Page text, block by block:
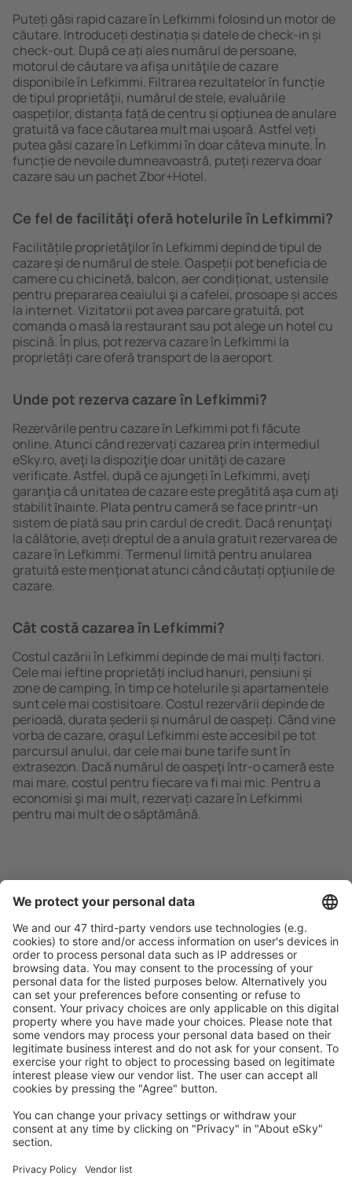
Puteți găsi rapid cazare în Lefkimmi folosind un motor de
căutare. Introduceți destinația și datele de check-in și
check-out. După ce ați ales numărul de persoane,
motorul de căutare va afișa unităţile de cazare
disponibile în Lefkimmi. Filtrarea rezultatelor în funcție
de tipul proprietăţii, numărul de stele, evaluările
oaspeților, distanța față de centru și opțiunea de anulare
gratuită va face căutarea mult mai ușoară. Astfel veți
putea găsi cazare în Lefkimmi în doar câteva minute. În
funcție de nevoile dumneavoastră, puteți rezerva doar
cazare sau un pachet Zbor+Hotel.
Ce fel de facilităţi oferă hotelurile în Lefkimmi?
Facilitățile proprietăţilor în Lefkimmi depind de tipul de
cazare și de numărul de stele. Oaspeții pot beneficia de
camere cu chicinetă, balcon, aer condiționat, ustensile
pentru prepararea ceaiului şi a cafelei, prosoape și acces
la internet. Vizitatorii pot avea parcare gratuită, pot
comanda o masă la restaurant sau pot alege un hotel cu
piscină. În plus, pot rezerva cazare în Lefkimmi la
proprietăți care oferă transport de la aeroport.
Unde pot rezerva cazare în Lefkimmi?
Rezervările pentru cazare în Lefkimmi pot fi făcute
online. Atunci când rezervați cazarea prin intermediul
eSky.ro, aveţi la dispoziţie doar unităţi de cazare
verificate. Astfel, după ce ajungeți în Lefkimmi, aveţi
garanţia că unitatea de cazare este pregătită aşa cum aţi
stabilit ȋnainte. Plata pentru cameră se face printr-un
sistem de plată sau prin cardul de credit. Dacă renunţaţi
la călătorie, aveți dreptul de a anula gratuit rezervarea de
cazare în Lefkimmi. Termenul limită pentru anularea
gratuită este menţionat atunci când căutați opţiunile de
cazare.
Cât costă cazarea în Lefkimmi?
Costul cazării în Lefkimmi depinde de mai mulți factori.
Cele mai ieftine proprietăți includ hanuri, pensiuni și
zone de camping, în timp ce hotelurile și apartamentele
sunt cele mai costisitoare. Costul rezervării depinde de
perioadă, durata șederii și numărul de oaspeți. Când vine
vorba de cazare, oraşul Lefkimmi este accesibil pe tot
parcursul anului, dar cele mai bune tarife sunt în
extrasezon. Dacă numărul de oaspeţi ȋntr-o cameră este
mai mare, costul pentru fiecare va fi mai mic. Pentru a
economisi şi mai mult, rezervați cazare în Lefkimmi
pentru mai mult de o săptămână.
Caută rapid şi uşor
Ofertă adaptată aşteptărilor tale.
Planifică ȋn siguranţă
Rezervare fără griji cu opțiune gratuită de anulare.
Economiseşte mai mult
Prețuri atractive și oferte speciale pentru utilizatorii
conectați.
Alege din peste 1,3 mil. de opţiuni: hoteluri, cabane,
apartamente și altele.